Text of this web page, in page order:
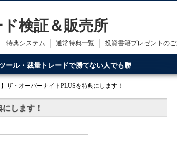
検証＆販売所
特典システム 通常特典一覧 投資書籍プレゼントのご
ール・裁量トレードで勝てない人でも勝
ザ・オーバーナイトPLUSを特典にします！
します！